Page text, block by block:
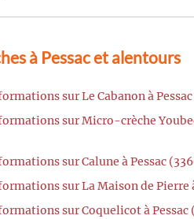
à Pessac et alentours
sur Le Cabanon à
sur Micro-crèche
sur Calune à Pessac
sur La Maison de Pierre
sur Coquelicot à Pessac